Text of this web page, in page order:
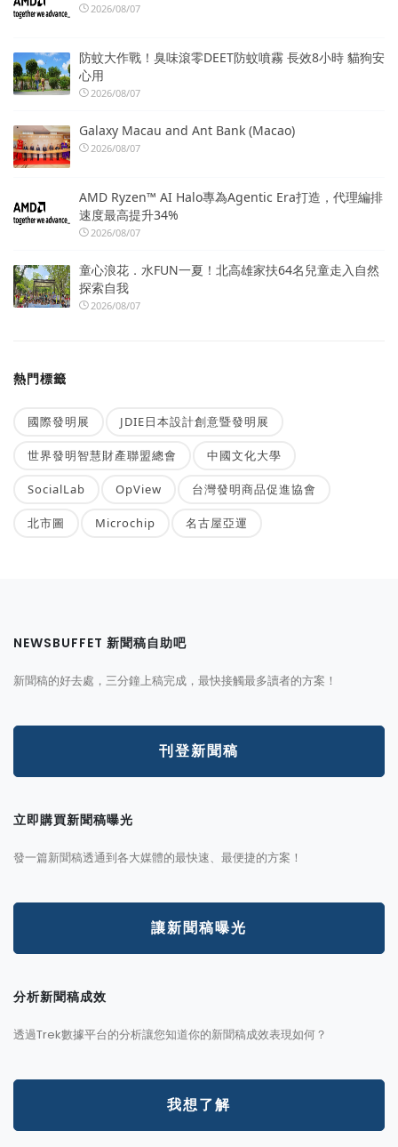
2026/08/07
防蚊大作戰！臭味滾零DEET防蚊噴霧 長效8小時 貓狗安
心用
2026/08/07
Galaxy Macau and Ant Bank (Macao)
2026/08/07
AMD Ryzen™ AI Halo專為Agentic Era打造，代理編排
速度最高提升34%
2026/08/07
童心浪花．水FUN一夏！北高雄家扶64名兒童走入自然
探索自我
2026/08/07
熱門標籤
國際發明展 JDIE日本設計創意暨發明展
世界發明智慧財產聯盟總會 中國文化大學
SocialLab OpView 台灣發明商品促進協會
北市圖 Microchip 名古屋亞運
NEWSBUFFET 新聞稿自助吧
新聞稿的好去處，三分鐘上稿完成，最快接觸最多讀者的方案！
刊登新聞稿
立即購買新聞稿曝光
發一篇新聞稿透通到各大媒體的最快速、最便捷的方案！
讓新聞稿曝光
分析新聞稿成效
透過Trek數據平台的分析讓您知道你的新聞稿成效表現如何？
我想了解